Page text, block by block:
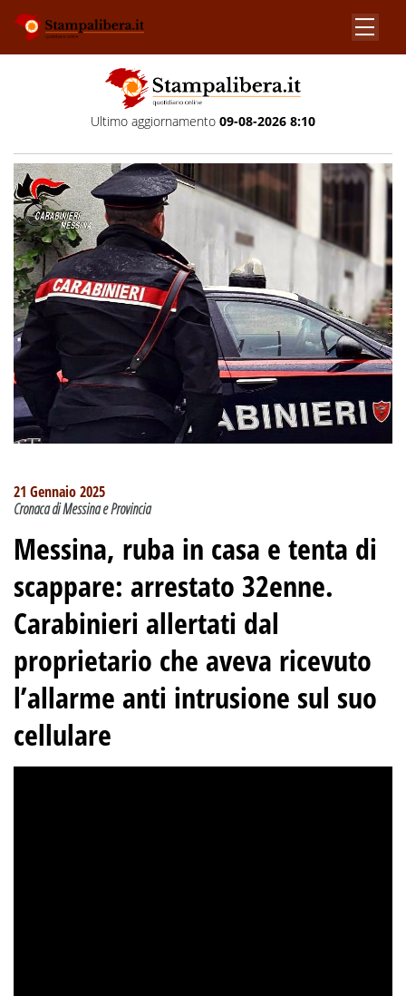
Ultimo aggiornamento 09-08-2026 8:10
21 Gennaio 2025
Cronaca di Messina e Provincia
Messina, ruba in casa e tenta di
scappare: arrestato 32enne.
Carabinieri allertati dal
proprietario che aveva ricevuto
l’allarme anti intrusione sul suo
cellulare